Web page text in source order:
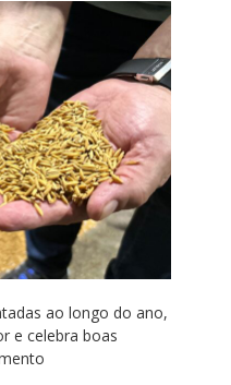
ao longo do ano,
e celebra boas